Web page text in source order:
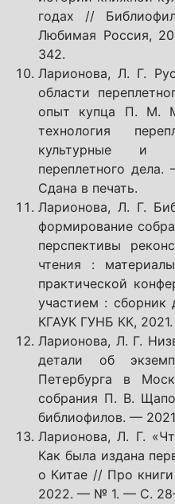
годах //
Любимая Россия,
342.
Ларионова, Л. Г.
области
опыт купца П. М.
технология
культурные и
переплетного
Сдана в печать.
Ларионова, Л. Г.
формирование
перспективы
чтения :
практической
участием : сборник
КГАУК ГУНБ КК,
Ларионова, Л. Г.
детали об
Петербурга в
собрания П. В.
библиофилов. —
Ларионова, Л. Г.
Как была издана
о Китае // Про
2022. — № 1. — С.